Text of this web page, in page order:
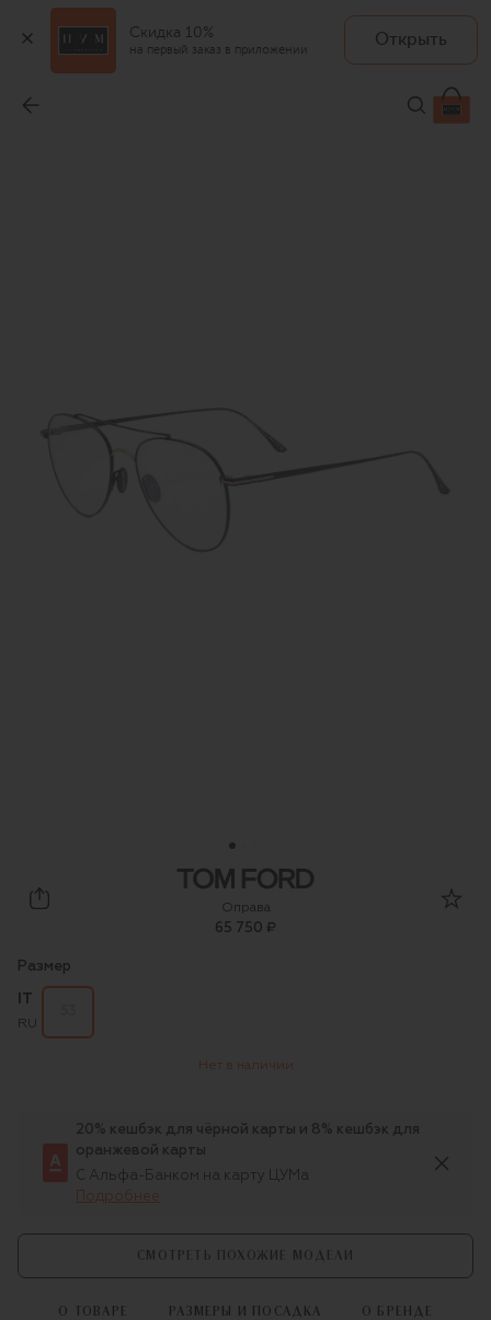
Скидка 10%
на первый заказ в приложении
Открыть
Tom Ford
Оправа
65 750 ₽
Размер
RU
Нет в наличии
20% кешбэк для чёрной карты и 8% кешбэк для
оранжевой карты
С Альфа-Банком на карту ЦУМа
Подробнее
СМОТРЕТЬ ПОХОЖИЕ МОДЕЛИ
О ТОВАРЕ РАЗМЕРЫ И ПОСАДКА О БРЕНДЕ